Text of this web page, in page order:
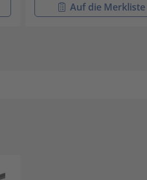
Auf die Merkliste